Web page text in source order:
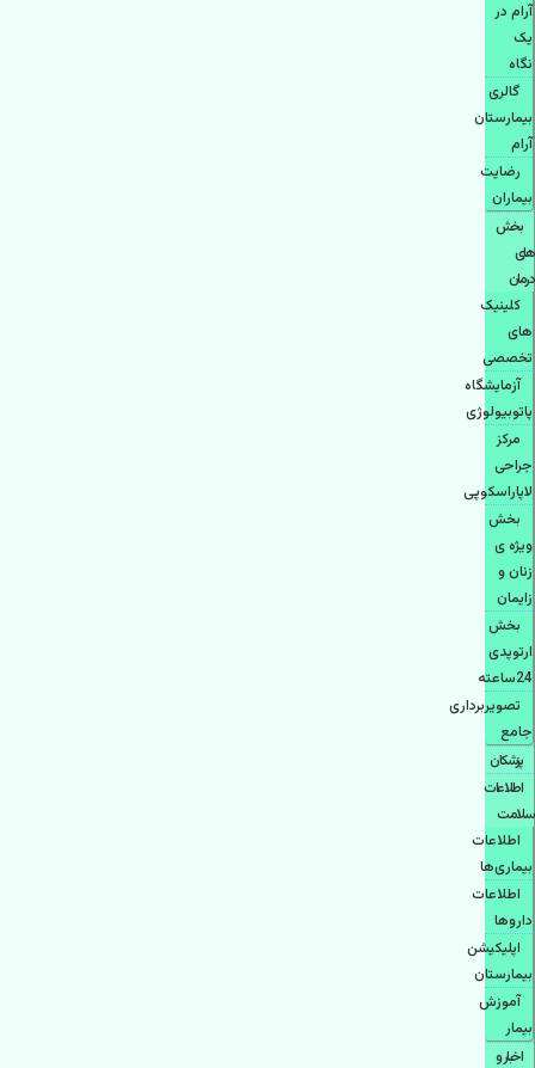
آرام در
یک
نگاه
گالری
بیمارستان
آرام
رضایت
بیماران
بخش
های
درمان
کلینیک
های
تخصصی
آزمایشگاه
پاتوبیولوژی
مرکز
جراحی
لاپاراسکوپی
بخش
ویژه ی
زنان و
زایمان
بخش
ارتوپدی
24ساعته
تصویربرداری
جامع
پزشكان
اطلاعات
سلامت
اطلاعات
بیماری‌ها
اطلاعات
دارو‌ها
اپليكيشن
بيمارستان
آموزش
بیمار
اخبار و